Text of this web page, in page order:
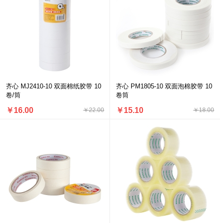
齐心 MJ2410-10 双面棉纸胶带 10
卷/筒
￥22.00
￥16.00
齐心 PM1805-10 双面泡棉胶带 10
卷筒
￥18.00
￥15.10